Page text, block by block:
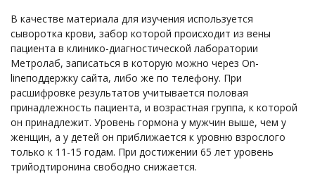
В качестве материала для изучения используется
сыворотка крови, забор которой происходит из вены
пациента в клинико-диагностической лаборатории
Метролаб, записаться в которую можно через On-
lineподдержку сайта, либо же по телефону. При
расшифровке результатов учитывается половая
принадлежность пациента, и возрастная группа, к которой
он принадлежит. Уровень гормона у мужчин выше, чем у
женщин, а у детей он приближается к уровню взрослого
только к 11-15 годам. При достижении 65 лет уровень
трийодтиронина свободно снижается.